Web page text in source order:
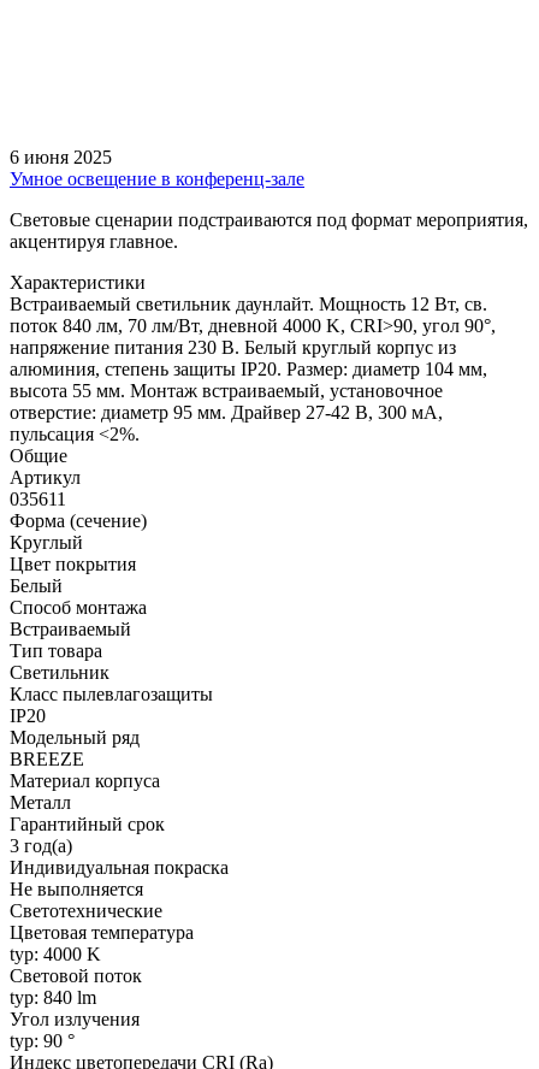
6 июня 2025
Умное освещение в конференц-зале
Световые сценарии подстраиваются под формат мероприятия,
акцентируя главное.
Характеристики
Встраиваемый светильник даунлайт. Мощность 12 Вт, св.
поток 840 лм, 70 лм/Вт, дневной 4000 K, CRI>90, угол 90°,
напряжение питания 230 В. Белый круглый корпус из
алюминия, степень защиты IP20. Размер: диаметр 104 мм,
высота 55 мм. Монтаж встраиваемый, установочное
отверстие: диаметр 95 мм. Драйвер 27-42 В, 300 мА,
пульсация <2%.
Общие
Артикул
035611
Форма (сечение)
Круглый
Цвет покрытия
Белый
Способ монтажа
Встраиваемый
Тип товара
Светильник
Класс пылевлагозащиты
IP20
Модельный ряд
BREEZE
Материал корпуса
Металл
Гарантийный срок
3 год(а)
Индивидуальная покраска
Не выполняется
Светотехнические
Цветовая температура
typ: 4000 K
Световой поток
typ: 840 lm
Угол излучения
typ: 90 °
Индекс цветопередачи CRI (Ra)